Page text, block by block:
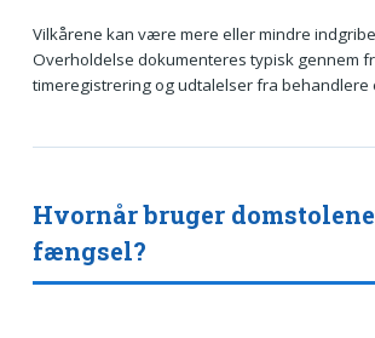
Vilkårene kan være mere eller mindre
Overholdelse dokumenteres typisk gennem
timeregistrering og udtalelser fra behandlere
Hvornår bruger
fængsel?